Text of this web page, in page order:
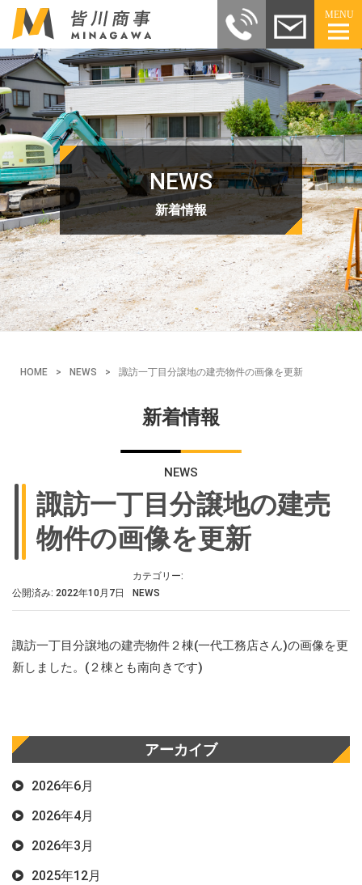
MENU
NEWS
新着情報
HOME > NEWS > 諏訪一丁目分譲地の建売物件の画像を更新
新着情報
NEWS
諏訪一丁目分譲地の建売
物件の画像を更新
公開済み: 2022年10月7日
カテゴリー:
NEWS
諏訪一丁目分譲地の建売物件２棟(一代工務店さん)の画像を更
新しました。(２棟とも南向きです)
アーカイブ
2026年6月
2026年4月
2026年3月
2025年12月